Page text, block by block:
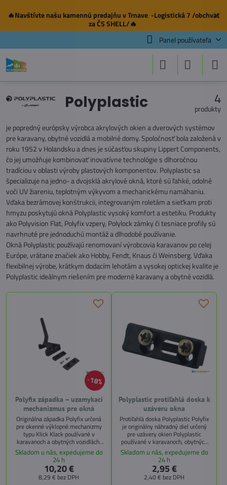
✕
🔥Navštívte našu kamennú predajňuv Trnave -Logistická 7 /obchvat
za ČS SHELL/🔥
Panel používateľa
Polyplastic 4
produkty
je popredný európsky výrobca akrylových okien a dverových systémov
pre karavany, obytné vozidlá a mobilné domy. Spoločnosť bola založená v
roku 1952 v Holandsku a dnes je súčasťou skupiny Lippert Components,
čo jej umožňuje kombinovať inovatívne technológie s dlhoročnou
tradíciou v oblasti výroby plastových komponentov. Polyplastic sa
špecializuje na jedno- a dvojsklá akrylové okná, ktoré sú ľahké, odolné
voči UV žiareniu, teplotným výkyvom a mechanickému namáhaniu.
Vďaka bezrámovej konštrukcii, integrovaným roletám a sieťkam proti
hmyzu poskytujú okná Polyplastic vysoký komfort a estetiku. Produkty
ako Polyvision Flat, Polyfix vzpery, Polylock zámky či tesniace profily sú
navrhnuté pre jednoduchú montáž a dlhodobé používanie.
Okná Polyplastic používajú renomovaní výrobcovia karavanov po celej
Európe, vrátane značiek ako Hobby, Fendt, Knaus či Weinsberg. Vďaka
flexibilnej výrobe, krátkym dodacím lehotám a vysokej optickej kvalite je
Polyplastic ideálnym riešením pre moderné karavany a obytné vozidlá.
18%
Polyfix západka – uzamykací
mechanizmus pre okná
Originálna západka Polyfix určená
pre okenné výklopné mechanizmy
typu Klick Klack používané v
karavanoch a obytných vozidlách.
Slúži na bezpečné uzamknutie okna
v zatvorenej polohe. Vďaka
kompaktnému dizajnu a kvalitnému
plastu je ideálna ako náhradný diel
pri poškodení pôvodného uzáveru.
Skladom u nás, expedujeme do
24 h
10,20 €
8,29 € bez DPH
Polyplastic protiľahlá doska k
uzáveru okna
Protiľahlá doska Polyplastic Polyfix
je originálny náhradný diel určený
pre uzávery okien Polyplastic
používané v karavanoch, obytných
vozidlách a prívesoch. Slúži ako
montážna základňa pre uzatvárací
mechanizmus okna, zabezpečuje
jeho pevné uchytenie a správnu
funkciu
Skladom u nás, expedujeme do
24 h
2,95 €
2,40 € bez DPH